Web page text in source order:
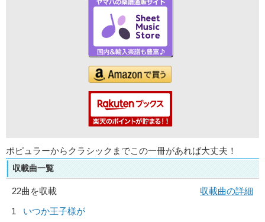
ポピュラーからクラシックまでこの一冊があれば大丈夫！
収載曲一覧
22曲を収載
収載曲の詳細
1
いつか王子様が